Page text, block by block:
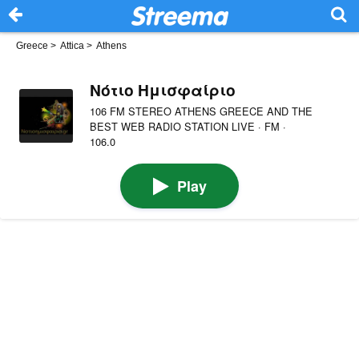
Greece > Attica > Athens
Νότιο Ημισφαίριο
106 FM STEREO ATHENS GREECE AND THE
BEST WEB RADIO STATION LIVE · FM ·
106.0
Play